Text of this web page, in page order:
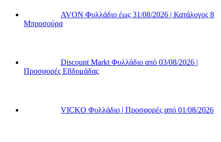
AVON Φυλλάδιο έως 31/08/2026 | Κατάλογος 8
Μπροσούρα
Discount Markt Φυλλάδιο από 03/08/2026 |
Προσφορές Εβδομάδας
VICKO Φυλλάδιο | Προσφορές από 01/08/2026